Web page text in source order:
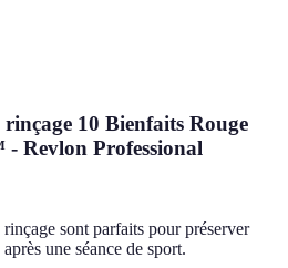
10 Bienfaits Rouge
Revlon Professional
sont parfaits pour préserver
une séance de sport.